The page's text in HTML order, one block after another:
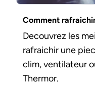
Comment
Decouvrez les
rafraichir une
clim, ventilateur
Thermor.